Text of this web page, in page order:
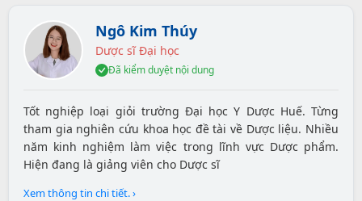
Ngô Kim Thúy
Dược sĩ Đại học
Đã kiểm duyệt nội dung
Tốt nghiệp loại giỏi trường Đại học Y Dược Huế. Từng
tham gia nghiên cứu khoa học đề tài về Dược liệu. Nhiều
năm kinh nghiệm làm việc trong lĩnh vực Dược phẩm.
Hiện đang là giảng viên cho Dược sĩ
Xem thông tin chi tiết. ›